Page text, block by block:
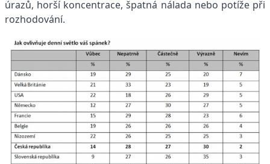
úrazů, horší koncentrace, špatná nálada nebo potíže při
rozhodování.